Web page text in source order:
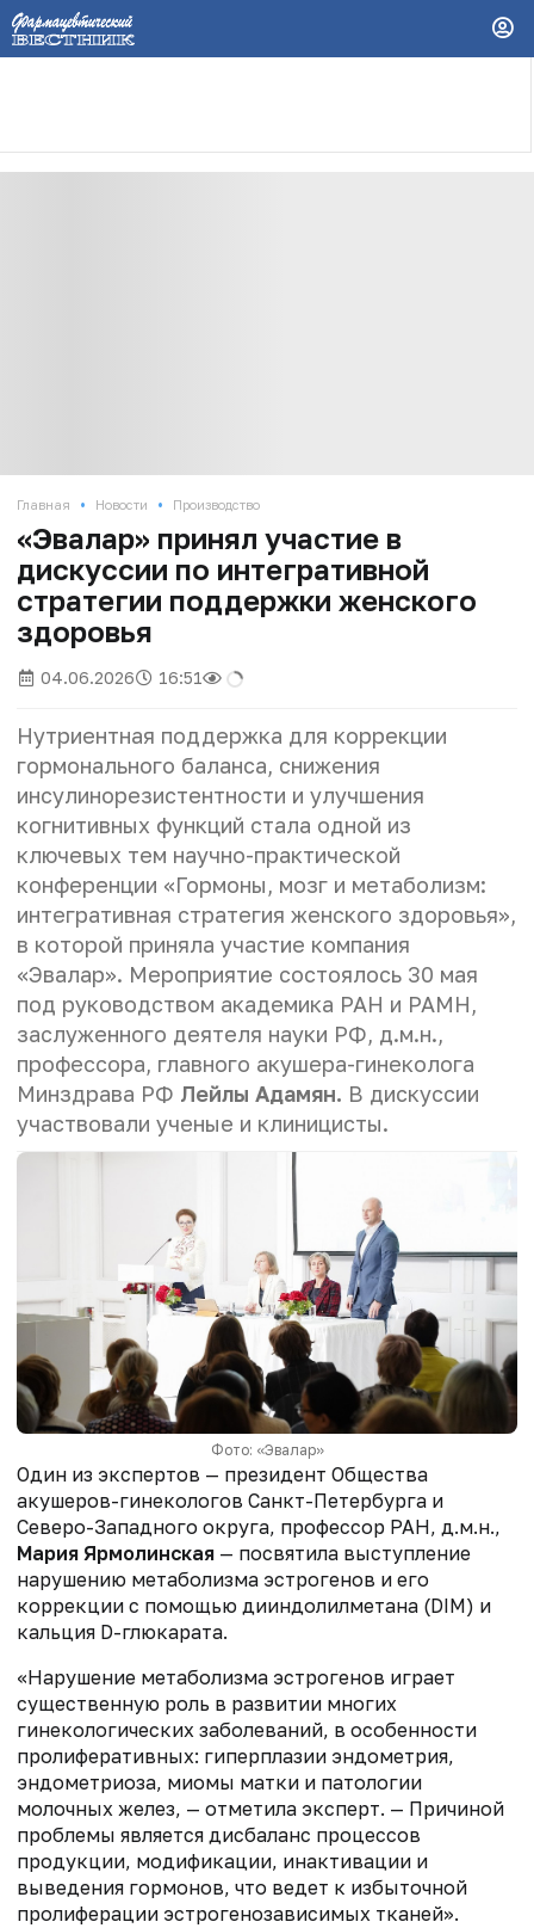
Главная • Новости • Производство
«Эвалар» принял участие в
дискуссии по интегративной
стратегии поддержки женского
здоровья
04.06.2026 16:51
Нутриентная поддержка для коррекции
гормонального баланса, снижения
инсулинорезистентности и улучшения
когнитивных функций стала одной из
ключевых тем научно-практической
конференции «Гормоны, мозг и метаболизм:
интегративная стратегия женского здоровья»,
в которой приняла участие компания
«Эвалар». Мероприятие состоялось 30 мая
под руководством академика РАН и РАМН,
заслуженного деятеля науки РФ, д.м.н.,
профессора, главного акушера-гинеколога
Минздрава РФ Лейлы Адамян. В дискуссии
участвовали ученые и клиницисты.
Фото: «Эвалар»
Один из экспертов — президент Общества
акушеров-гинекологов Санкт-Петербурга и
Северо-Западного округа, профессор РАН, д.м.н.,
Мария Ярмолинская — посвятила выступление
нарушению метаболизма эстрогенов и его
коррекции с помощью дииндолилметана (DIM) и
кальция D-глюкарата.
«Нарушение метаболизма эстрогенов играет
существенную роль в развитии многих
гинекологических заболеваний, в особенности
пролиферативных: гиперплазии эндометрия,
эндометриоза, миомы матки и патологии
молочных желез, — отметила эксперт. — Причиной
проблемы является дисбаланс процессов
продукции, модификации, инактивации и
выведения гормонов, что ведет к избыточной
пролиферации эстрогенозависимых тканей».